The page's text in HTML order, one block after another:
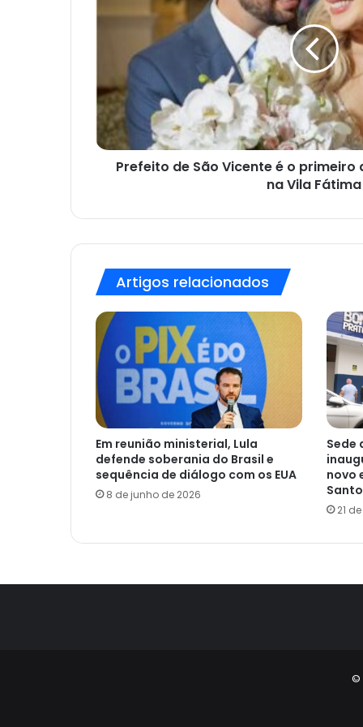
primeiro
casar
em
nova
igreja
Prefeito de São Vicente é o
na Vila Fátima
Artigos relacionados
Em reunião ministerial, Lula
defende soberania do Brasil e
sequência de diálogo com os EUA
8 de junho de 2026
Sede
novo
21
©